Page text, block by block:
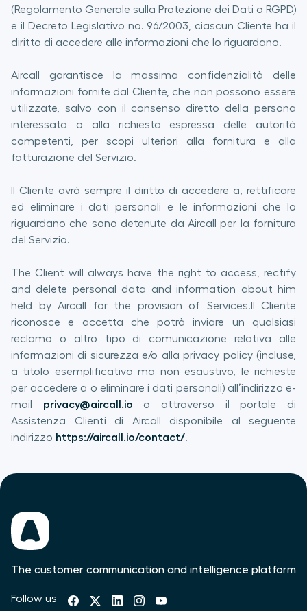
(Regolamento Generale sulla Protezione dei Dati o RGPD)
e il Decreto Legislativo no. 96/2003, ciascun Cliente ha il
diritto di accedere alle informazioni che lo riguardano.
Aircall garantisce la massima confidenzialità delle
informazioni fornite dal Cliente, che non possono essere
utilizzate, salvo con il consenso diretto della persona
interessata o alla richiesta espressa delle autorità
competenti, per scopi ulteriori alla fornitura e alla
fatturazione del Servizio.
Il Cliente avrà sempre il diritto di accedere a, rettificare
ed eliminare i dati personali e le informazioni che lo
riguardano che sono detenute da Aircall per la fornitura
del Servizio.
The Client will always have the right to access, rectify
and delete personal data and information about him
held by Aircall for the provision of Services.Il Cliente
riconosce e accetta che potrà inviare un qualsiasi
reclamo o altro tipo di comunicazione relativa alle
informazioni di sicurezza e/o alla privacy policy (incluse,
a titolo esemplificativo ma non esaustivo, le richieste
per accedere a o eliminare i dati personali) all’indirizzo e-
mail privacy@aircall.io o attraverso il portale di
Assistenza Clienti di Aircall disponibile al seguente
indirizzo https://aircall.io/contact/.
The customer communication and intelligence platform
Follow us